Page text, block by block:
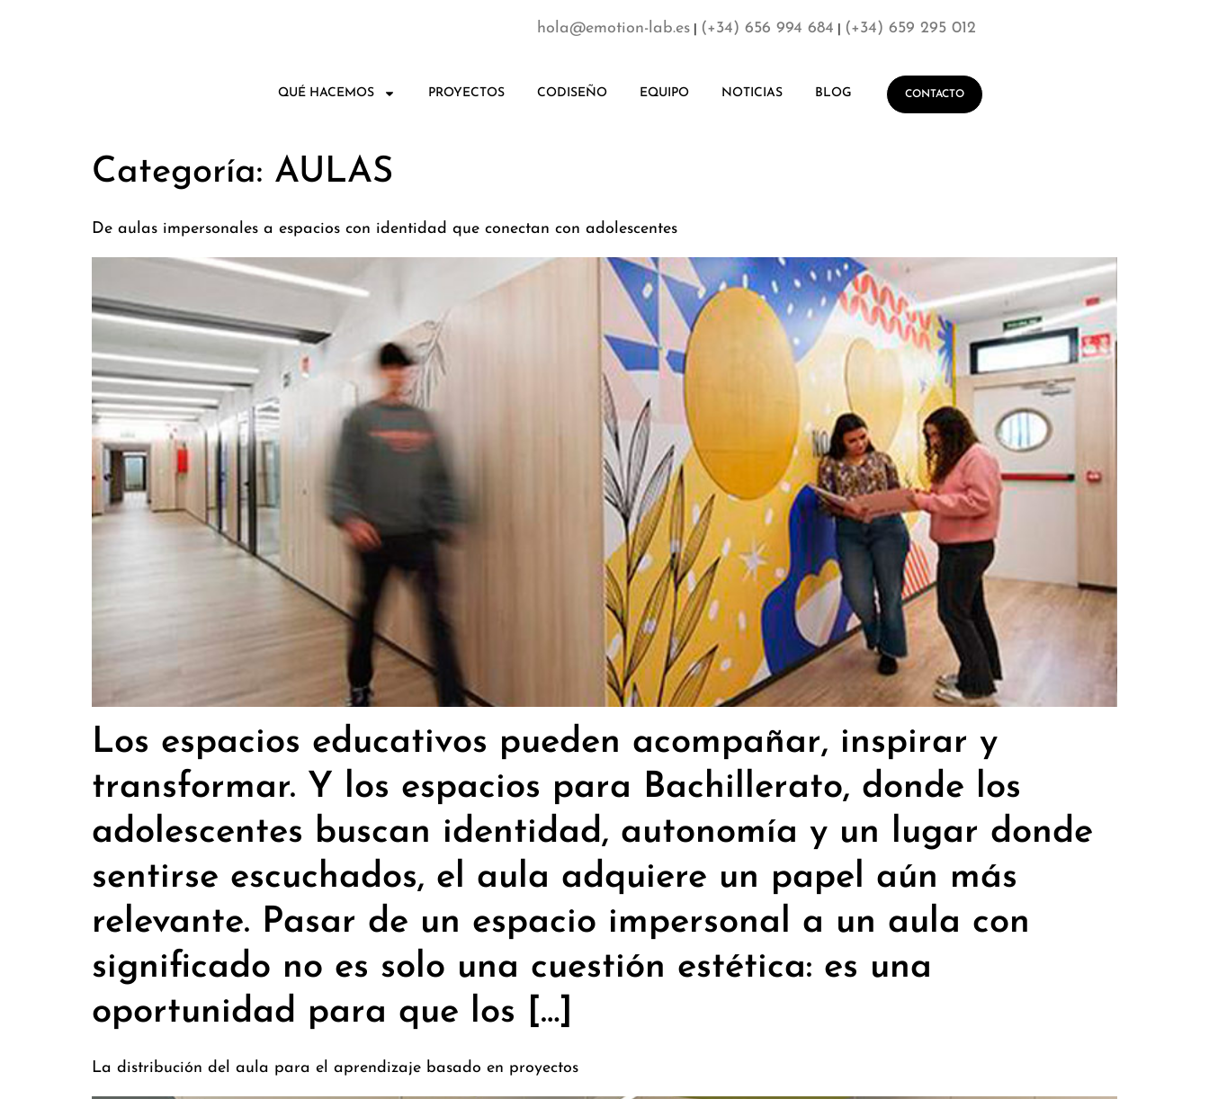
hola@emotion-lab.es (+34) 656 994 684 (+34) 659 295 012
QUÉ HACEMOS PROYECTOS CODISEÑO EQUIPO NOTICIAS BLOG CONTACTO
Categoría: AULAS
De aulas impersonales a espacios con identidad que conectan con adolescentes
Los espacios educativos pueden acompañar, inspirar y
transformar. Y los espacios para Bachillerato, donde los
adolescentes buscan identidad, autonomía y un lugar donde
sentirse escuchados, el aula adquiere un papel aún más
relevante. Pasar de un espacio impersonal a un aula con
significado no es solo una cuestión estética: es una
oportunidad para que los […]
La distribución del aula para el aprendizaje basado en proyectos